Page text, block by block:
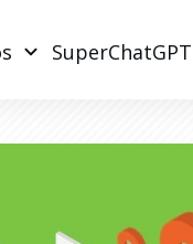
SuperChatGPT